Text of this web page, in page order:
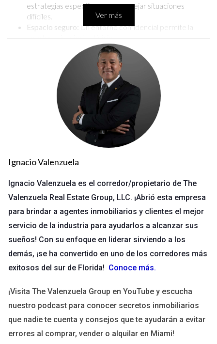
estrategias específicas para manejar situaciones
difíciles.
Espacio seguro: Un entorno confidencial permite la
Caso Estudio 1: Ansiedad en Adolescentes
Un adolescente de 16 años, Juan, comenzó a experimentar
ansiedad severa antes de sus exámenes finales. Sus padres
decidieron buscar la ayuda de un psicólogo especializado en
adolescentes. A través de sesiones semanales, Juan aprendió
técnicas de respiración y habilidades de afrontamiento. En
pocos meses, su ansiedad disminuyó considerablemente y
No enfrentes tus desafíos solo. Busca el apoyo
que necesitas hoy mismo.
Caso Estudio 2: Superando la Depresión
María, de 30 años, pasó por una etapa oscura después de
perder su trabajo. Sentía que no había salida. Finalmente, se
acercó a un terapeuta que le ayudó a trabajar en su
Con el tiempo, María encontró un nuevo empleo y recuperó
su alegría de vivir.
A veces, el primer paso es el más difícil. No dudes
Ver más
Ignacio Valenzuela
Ignacio Valenzuela es el corredor/propietario de The
Valenzuela Real Estate Group, LLC. ¡Abrió esta empresa
para brindar a agentes inmobiliarios y clientes el mejor
servicio de la industria para ayudarlos a alcanzar sus
sueños! Con su enfoque en liderar sirviendo a los
demás, ¡se ha convertido en uno de los corredores más
exitosos del sur de Florida! Conoce más.
¡Visita The Valenzuela Group en YouTube y escucha
nuestro podcast para conocer secretos inmobiliarios
que nadie te cuenta y consejos que te ayudarán a evitar
errores al comprar, vender o alquilar en Miami!